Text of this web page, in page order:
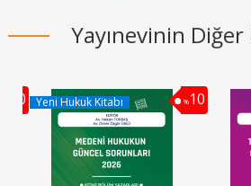
Yayınevinin Diğer
10 %10
Yeni Hukuk Kitabı